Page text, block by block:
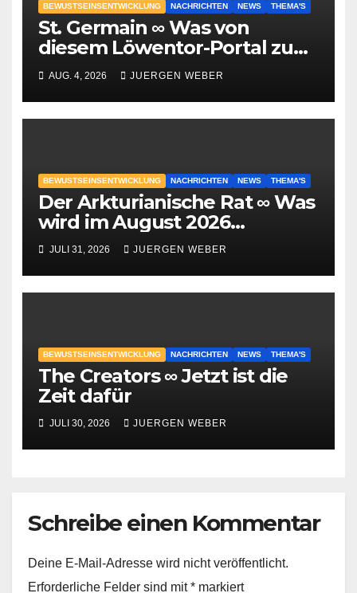
BEWUSTSEINSENTWICKLUNG NACHRICHTEN NEWS THEMA'S
St. Germain ∞ Was von
diesem Löwentor-Portal zu
erwarten ist
AUG. 4, 2026 JUERGEN WEBER
BEWUSTSEINSENTWICKLUNG NACHRICHTEN NEWS THEMA'S
Der Arkturianische Rat ∞ Was
wird im August 2026
geschehen?
JULI 31, 2026 JUERGEN WEBER
BEWUSTSEINSENTWICKLUNG NACHRICHTEN NEWS THEMA'S
The Creators ∞ Jetzt ist die
Zeit dafür
JULI 30, 2026 JUERGEN WEBER
Schreibe einen Kommentar
Deine E-Mail-Adresse wird nicht veröffentlicht.
Erforderliche Felder sind mit* markiert